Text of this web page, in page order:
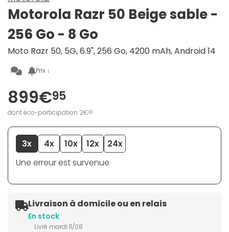
Motorola Razr 50 Beige sable -
256 Go - 8 Go
Moto Razr 50, 5G, 6.9", 256 Go, 4200 mAh, Android 14
Prix ↓
899€95
dont éco-participation 2€00
3x 4x 10x 12x
24x
Une erreur est survenue
Livraison à domicile ou en relais
En stock
Livré mardi 11/08